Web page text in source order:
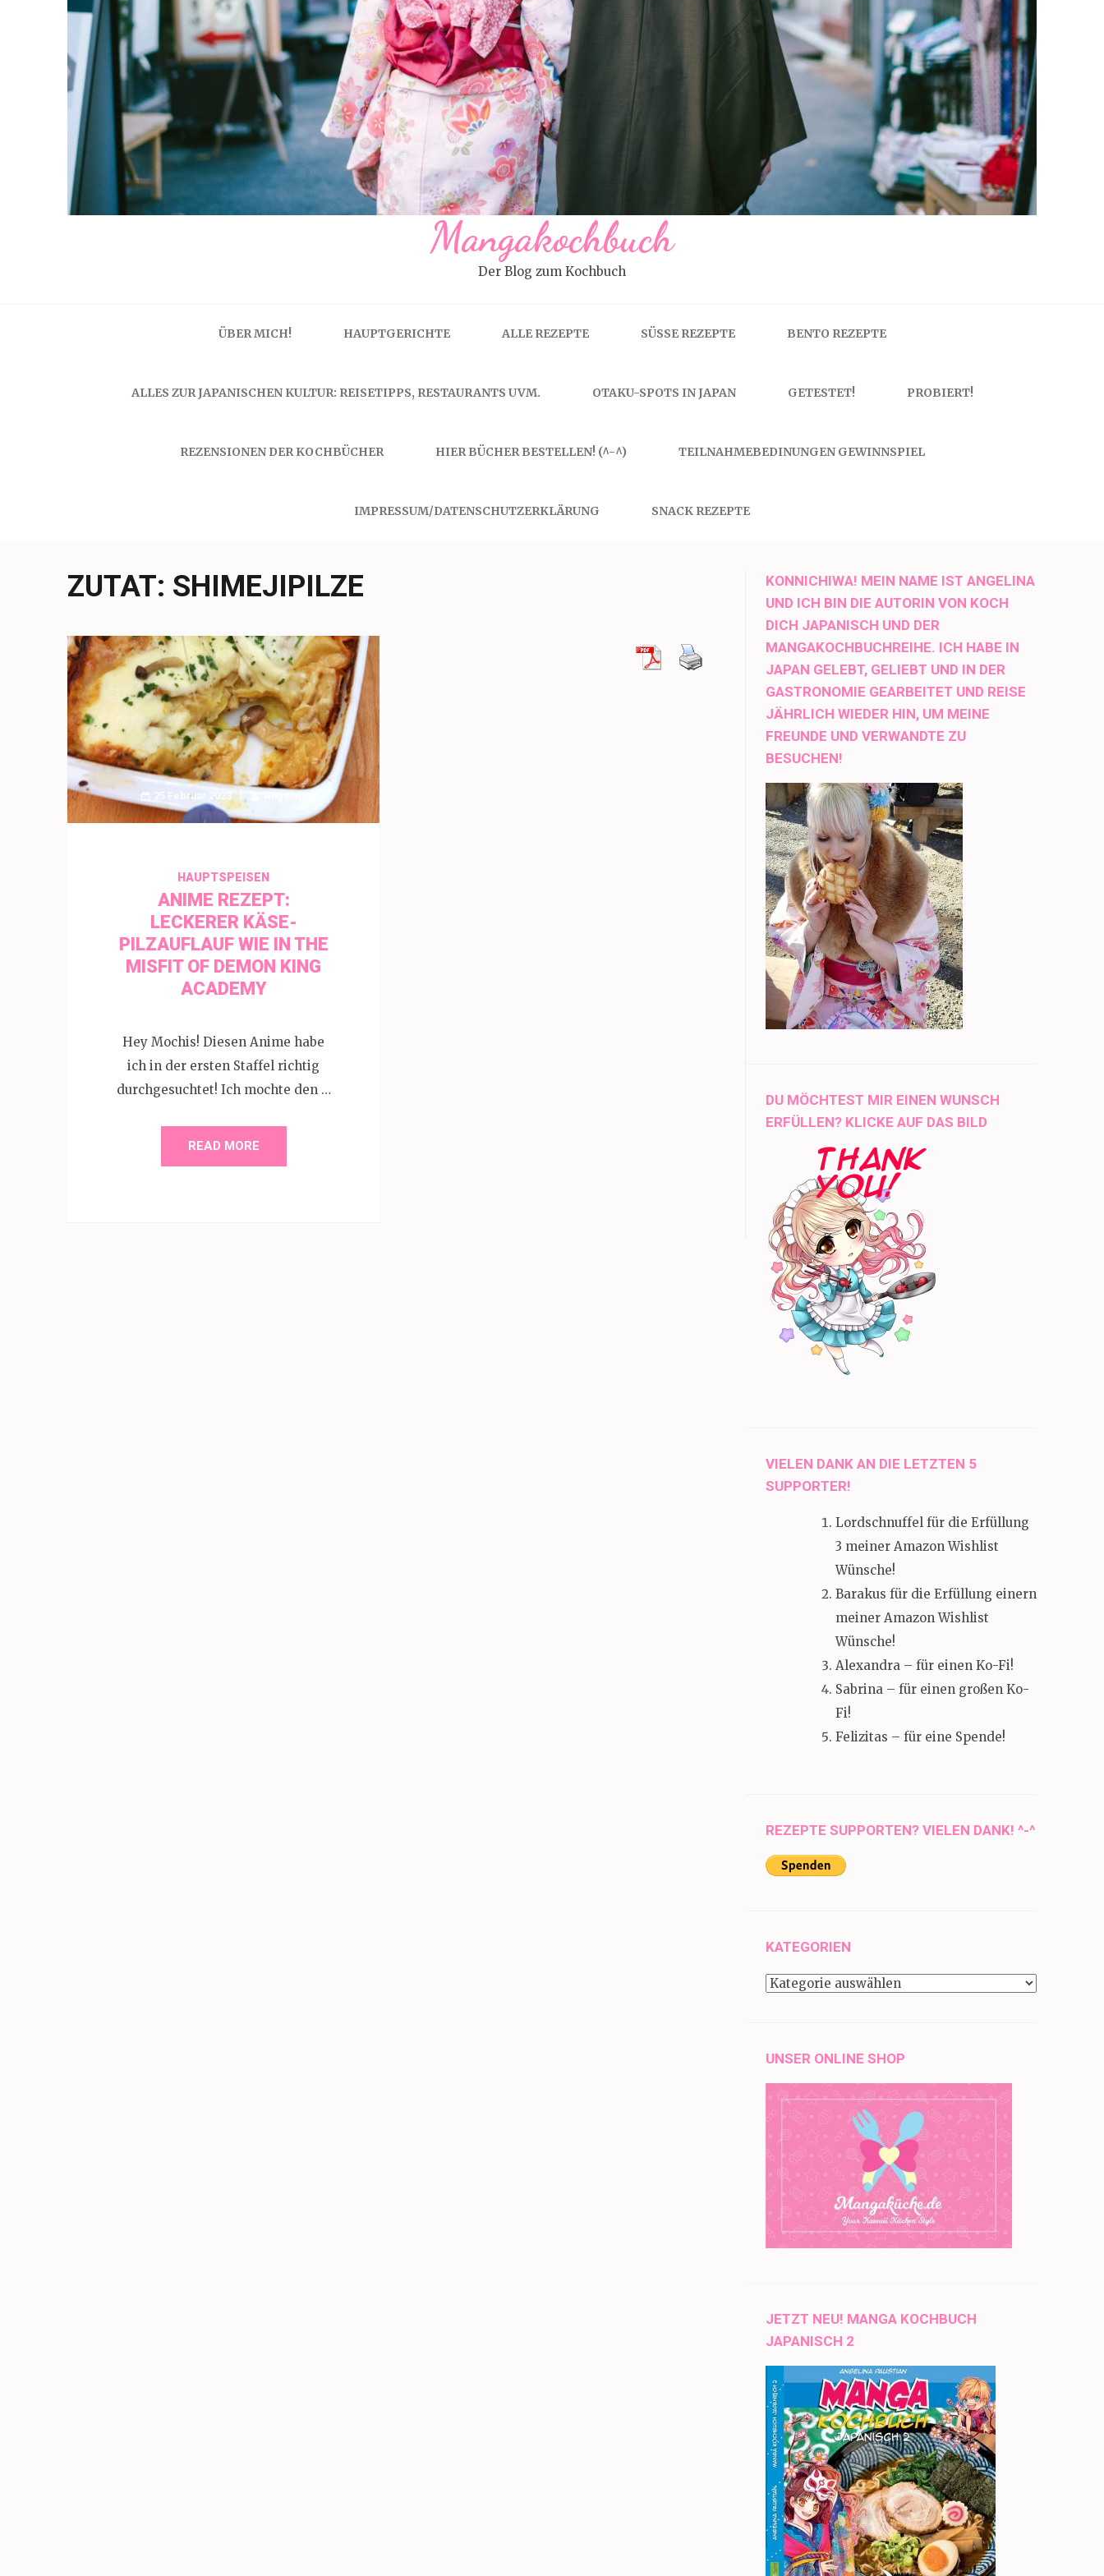
Mangakochbuch
Der Blog zum Kochbuch
ÜBER MICH! HAUPTGERICHTE ALLE REZEPTE SÜSSE REZEPTE BENTO REZEPTE
ALLES ZUR JAPANISCHEN KULTUR: REISETIPPS, RESTAURANTS UVM. OTAKU-SPOTS IN JAPAN GETESTET! PROBIERT!
REZENSIONEN DER KOCHBÜCHER HIER BÜCHER BESTELLEN! (^-^) TEILNAHMEBEDINUNGEN GEWINNSPIEL
IMPRESSUM/DATENSCHUTZERKLÄRUNG SNACK REZEPTE
ZUTAT: SHIMEJIPILZE
25 Februar 2023 Angelina
HAUPTSPEISEN
ANIME REZEPT:
LECKERER KÄSE-
PILZAUFLAUF WIE IN THE
MISFIT OF DEMON KING
ACADEMY
Hey Mochis! Diesen Anime habe
ich in der ersten Staffel richtig
durchgesuchtet! Ich mochte den …
READ MORE
KONNICHIWA! MEIN NAME IST ANGELINA
UND ICH BIN DIE AUTORIN VON KOCH
DICH JAPANISCH UND DER
MANGAKOCHBUCHREIHE. ICH HABE IN
JAPAN GELEBT, GELIEBT UND IN DER
GASTRONOMIE GEARBEITET UND REISE
JÄHRLICH WIEDER HIN, UM MEINE
FREUNDE UND VERWANDTE ZU
BESUCHEN!
DU MÖCHTEST MIR EINEN WUNSCH
ERFÜLLEN? KLICKE AUF DAS BILD
VIELEN DANK AN DIE LETZTEN 5
SUPPORTER!
Lordschnuffel für die Erfüllung
3 meiner Amazon Wishlist
Wünsche!
Barakus für die Erfüllung einern
meiner Amazon Wishlist
Wünsche!
Alexandra – für einen Ko-Fi!
Sabrina – für einen großen Ko-
Fi!
Felizitas – für eine Spende!
REZEPTE SUPPORTEN? VIELEN DANK! ^-^
KATEGORIEN
Kategorien
UNSER ONLINE SHOP
JETZT NEU! MANGA KOCHBUCH
JAPANISCH 2